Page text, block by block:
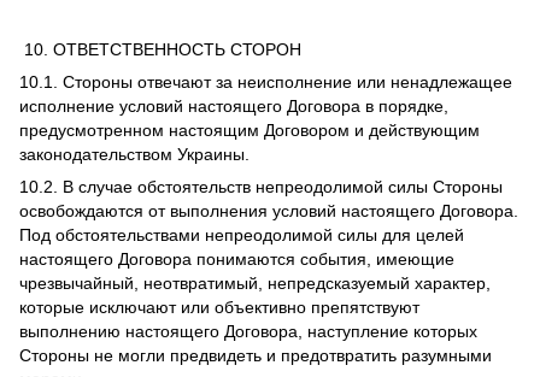
10. ОТВЕТСТВЕННОСТЬ СТОРОН
10.1. Стороны отвечают за неисполнение или ненадлежащее
исполнение условий настоящего Договора в порядке,
предусмотренном настоящим Договором и действующим
законодательством Украины.
10.2. В случае обстоятельств непреодолимой силы Стороны
освобождаются от выполнения условий настоящего Договора.
Под обстоятельствами непреодолимой силы для целей
настоящего Договора понимаются события, имеющие
чрезвычайный, неотвратимый, непредсказуемый характер,
которые исключают или объективно препятствуют
выполнению настоящего Договора, наступление которых
Стороны не могли предвидеть и предотвратить разумными